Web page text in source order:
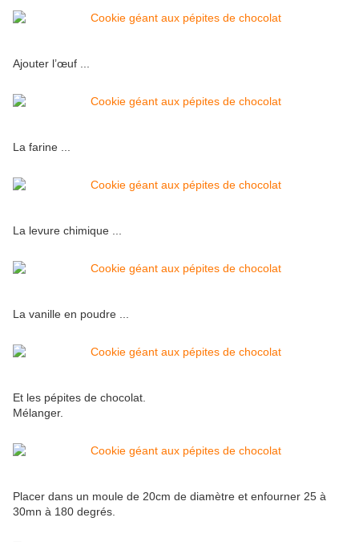
Ajouter l’œuf ...
La farine ...
La levure chimique ...
La vanille en poudre ...
Et les pépites de chocolat.
Mélanger.
Placer dans un moule de 20cm de diamètre et enfourner 25 à
30mn à 180 degrés.